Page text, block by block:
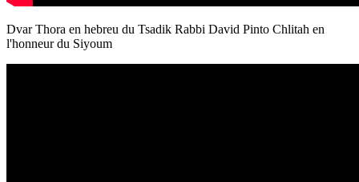
Dvar Thora en hebreu du Tsadik Rabbi David Pinto Chlitah en
l'honneur du Siyoum